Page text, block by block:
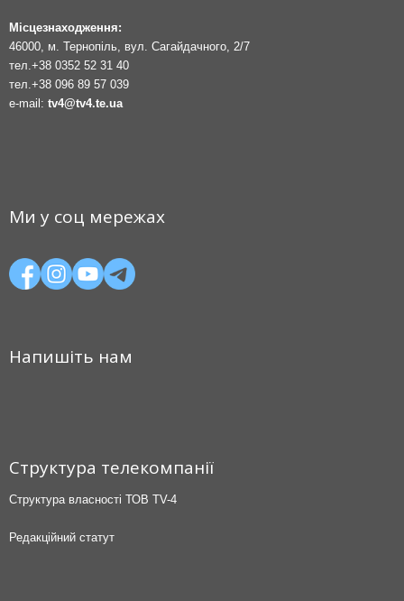
Місцезнаходження:
46000, м. Тернопіль, вул. Сагайдачного, 2/7
тел. +38 0352 52 31 40
тел. +38 096 89 57 039
e-mail: tv4@tv4.te.ua
Ми у соц мережах
Напишіть нам
Структура телекомпанії
Структура власності ТОВ TV-4
Редакційний статут